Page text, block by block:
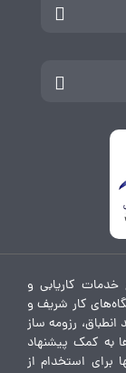
خدمات کاریابی و
کار شریف و
رزومه ساز
به کمک پیشنهاد
برای استخدام از